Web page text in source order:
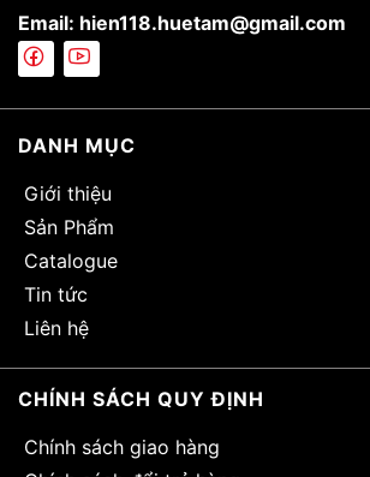
Email: hien118.huetam@gmail.com
DANH MỤC
Giới thiệu
Sản Phẩm
Catalogue
Tin tức
Liên hệ
CHÍNH SÁCH QUY ĐỊNH
Chính sách giao hàng